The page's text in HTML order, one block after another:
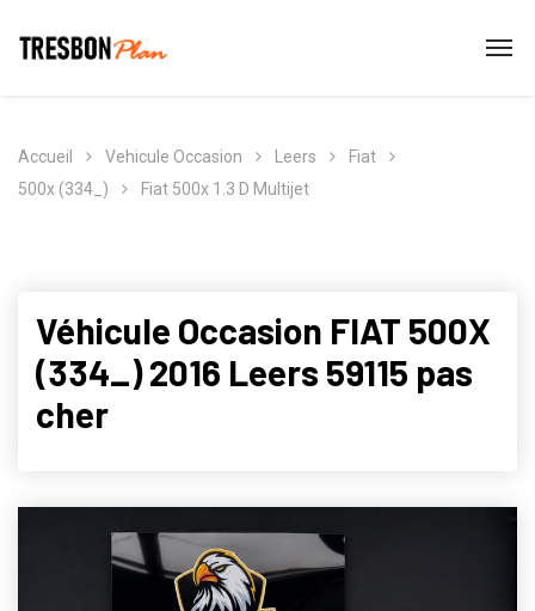
Accueil Vehicule Occasion Leers
Fiat
500x (334_)
Fiat 500x 1.3 D Multijet
Véhicule Occasion FIAT 500X
(334_) 2016 Leers 59115 pas
cher